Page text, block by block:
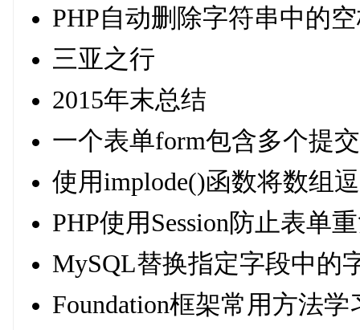
PHP自动删除字符串中的
三亚之行
2015年末总结
一个表单form包含多个提
使用implode()函数将数组
PHP使用Session防止表单
MySQL替换指定字段中的
Foundation框架常用方法学